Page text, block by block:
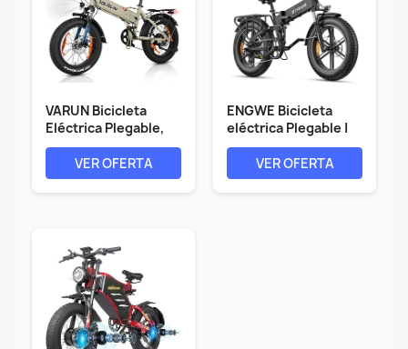
VARUN Bicicleta
Eléctrica Plegable,
20"*4.0"...
VER OFERTA
ENGWE Bicicleta
eléctrica Plegable |
832Wh 16AH...
VER OFERTA